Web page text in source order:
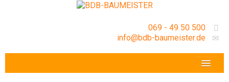
069 - 49 50 500
info@bdb-baumeister.de